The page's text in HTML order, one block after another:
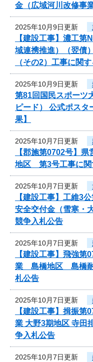
金（広域河川改修事
2025年10月9日更新
【建設工事】濃工
域連携推進）（翌債
（その2）工事に関
2025年10月9日更新
第81回国民スポーツ
ピード） 公式ポス
果】
2025年10月7日更新
【郡施第0702号】
地区 第3号工事に関
2025年10月7日更新
【建設工事】工維3
安全交付金（雪寒・
競争入札公告
2025年10月7日更新
【建設工事】飛強
業 島橋地区 島橋耐
札公告
2025年10月7日更新
【建設工事】揖振第
業 大野3期地区 寺田
争入札公告
2025年10月7日更新